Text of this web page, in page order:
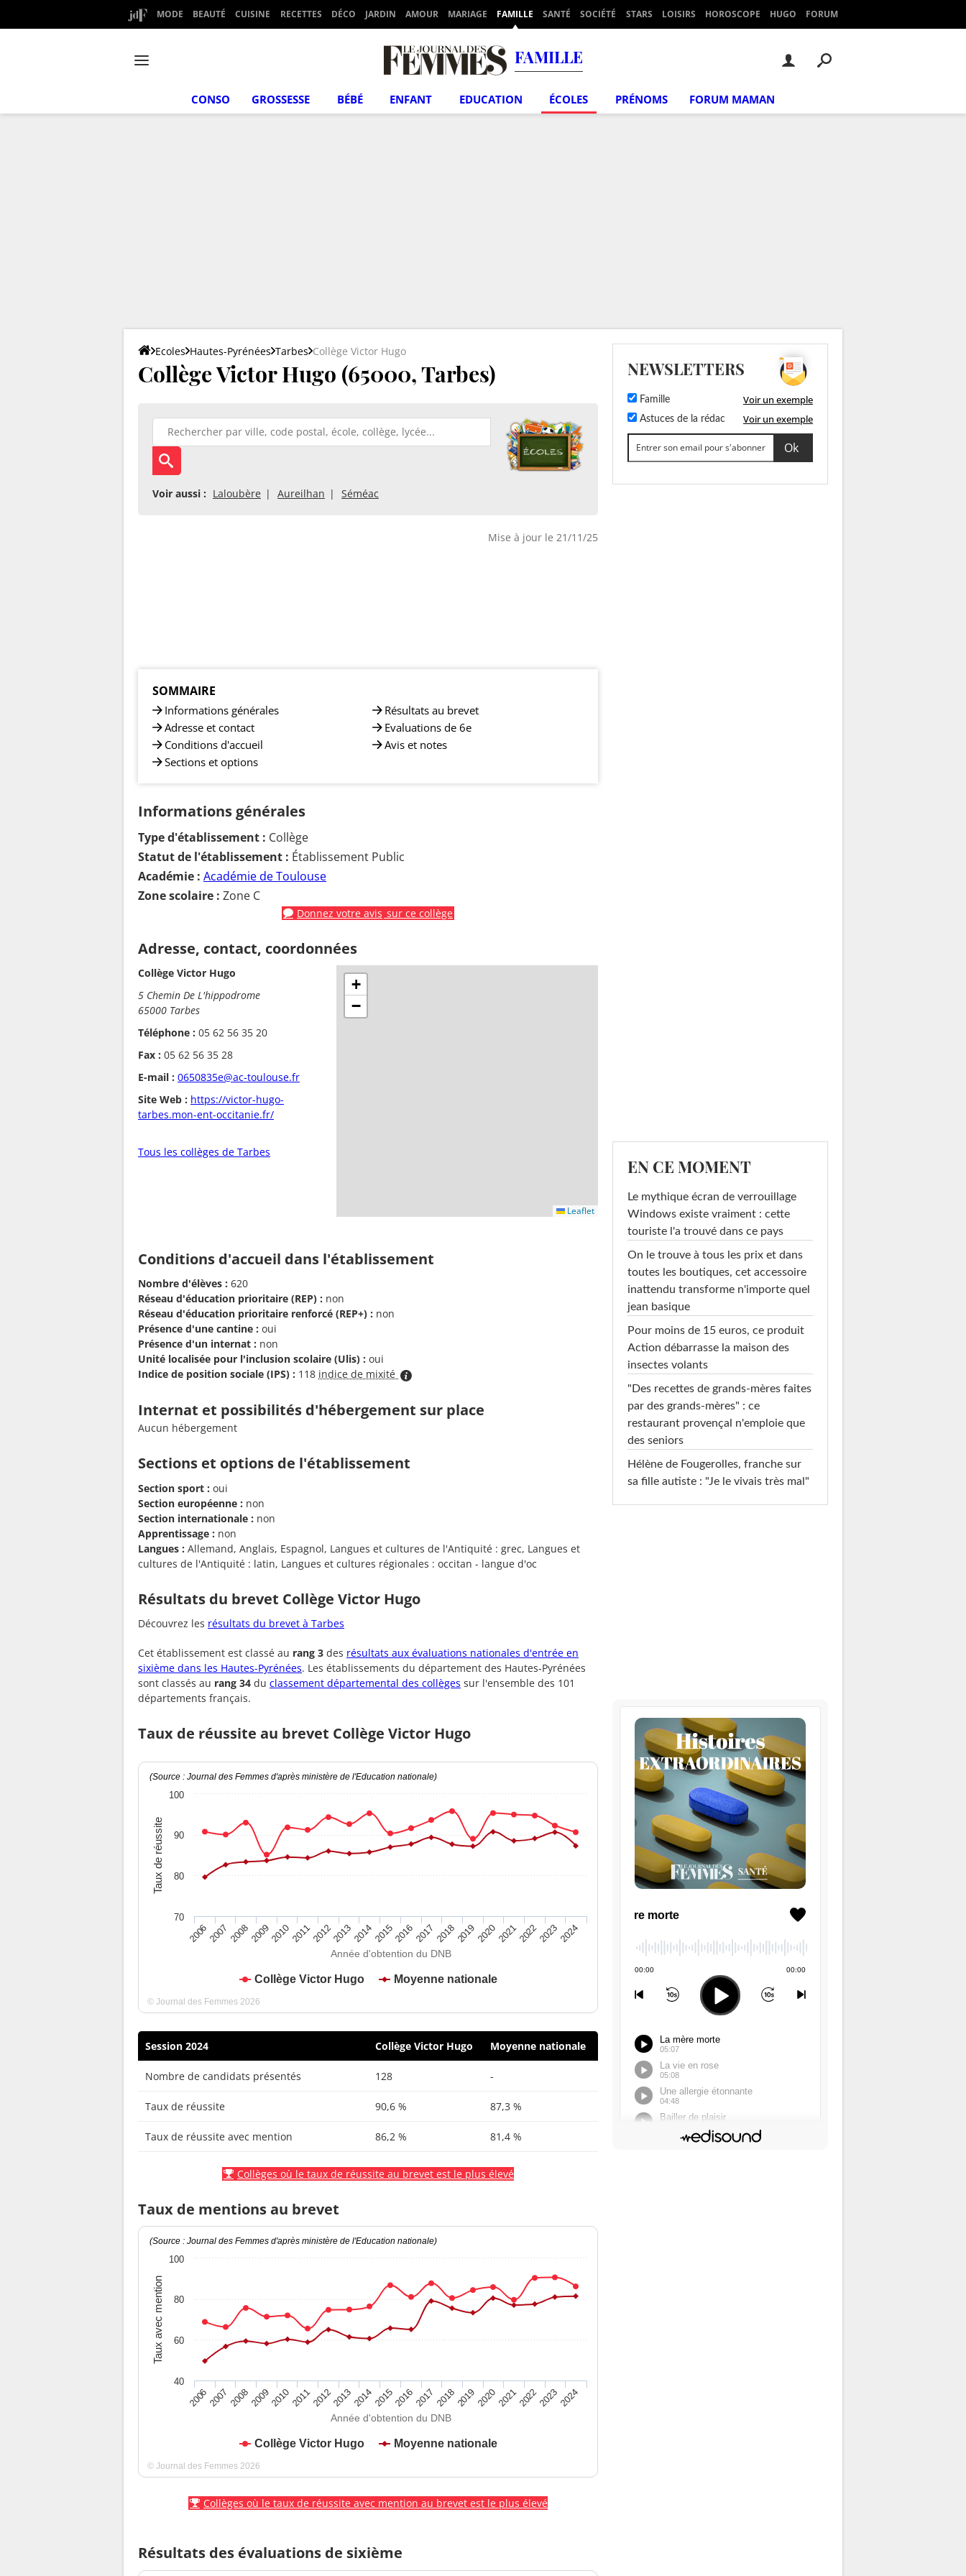
MODE BEAUTÉ CUISINE RECETTES DÉCO JARDIN AMOUR MARIAGE FAMILLE SANTÉ SOCIÉTÉ STARS LOISIRS HOROSCOPE HUGO FORUM
FAMILLE
CONSO GROSSESSE BÉBÉ ENFANT EDUCATION ÉCOLES PRÉNOMS FORUM MAMAN
Ecoles Hautes-Pyrénées Tarbes Collège Victor Hugo
Collège Victor Hugo (65000, Tarbes)
Voir aussi : Laloubère Aureilhan Séméac
Mise à jour le 21/11/25
SOMMAIRE
Informations générales
Adresse et contact
Conditions d'accueil
Sections et options
Résultats au brevet
Evaluations de 6e
Avis et notes
Informations générales
Type d'établissement : Collège
Statut de l'établissement : Établissement Public
Académie : Académie de Toulouse
Zone scolaire : Zone C
Donnez votre avis sur ce collège
Adresse, contact, coordonnées
Collège Victor Hugo
5 Chemin De L'hippodrome
65000 Tarbes
Téléphone : 05 62 56 35 20
Fax : 05 62 56 35 28
E-mail : 0650835e@ac-toulouse.fr
Site Web : https://victor-hugo-
tarbes.mon-ent-occitanie.fr/
Tous les collèges de Tarbes
+
−
Leaflet
Conditions d'accueil dans l'établissement
Nombre d'élèves : 620
Réseau d'éducation prioritaire (REP) : non
Réseau d'éducation prioritaire renforcé (REP+) : non
Présence d'une cantine : oui
Présence d'un internat : non
Unité localisée pour l'inclusion scolaire (Ulis) : oui
Indice de position sociale (IPS) : 118 indice de mixité
Internat et possibilités d'hébergement sur place
Aucun hébergement
Sections et options de l'établissement
Section sport : oui
Section européenne : non
Section internationale : non
Apprentissage : non
Langues : Allemand, Anglais, Espagnol, Langues et cultures de l'Antiquité : grec, Langues et
cultures de l'Antiquité : latin, Langues et cultures régionales : occitan - langue d'oc
Résultats du brevet Collège Victor Hugo
Découvrez les résultats du brevet à Tarbes
Cet établissement est classé au rang 3 des résultats aux évaluations nationales d'entrée en
sixième dans les Hautes-Pyrénées. Les établissements du département des Hautes-Pyrénées
sont classés au rang 34 du classement départemental des collèges sur l'ensemble des 101
départements français.
Taux de réussite au brevet Collège Victor Hugo
Année d'obtention du DNB
Taux de réussite
(Source : Journal des Femmes d'après ministère de l'Education nationale)
Collège Victor Hugo Moyenne nationale
2006200720082009201020112012201320142015201620172018201920202021202220232024
80
90
100
70
© Journal des Femmes 2026
Session 2024 Collège Victor Hugo Moyenne nationale
Nombre de candidats présentés 128 -
Taux de réussite 90,6 % 87,3 %
Taux de réussite avec mention 86,2 % 81,4 %
Collèges où le taux de réussite au brevet est le plus élevé
Taux de mentions au brevet
Année d'obtention du DNB
Taux avec mention
(Source : Journal des Femmes d'après ministère de l'Education nationale)
Collège Victor Hugo Moyenne nationale
2006200720082009201020112012201320142015201620172018201920202021202220232024
40
60
80
100
© Journal des Femmes 2026
Collèges où le taux de réussite avec mention au brevet est le plus élevé
Résultats des évaluations de sixième
NEWSLETTERS
Famille Voir un exemple
Astuces de la rédac Voir un exemple
EN CE MOMENT
Le mythique écran de verrouillage
Windows existe vraiment : cette
touriste l'a trouvé dans ce pays
On le trouve à tous les prix et dans
toutes les boutiques, cet accessoire
inattendu transforme n'importe quel
jean basique
Pour moins de 15 euros, ce produit
Action débarrasse la maison des
insectes volants
"Des recettes de grands-mères faites
par des grands-mères" : ce
restaurant provençal n'emploie que
des seniors
Hélène de Fougerolles, franche sur
sa fille autiste : "Je le vivais très mal"